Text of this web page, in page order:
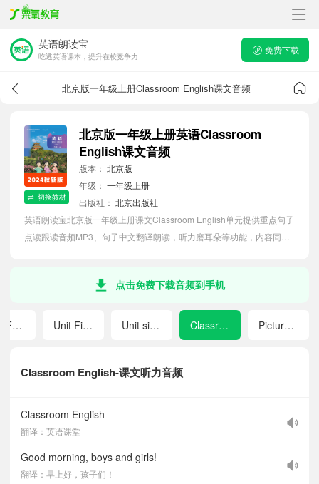
英语朗读宝
吃透英语课本，提升在校竞争力
免费下载
北京版一年级上册Classroom English课文音频
切换教材
北京版一年级上册英语Classroom
English课文音频
版本： 北京版
年级： 一年级上册
出版社： 北京出版社
英语朗读宝北京版一年级上册课文Classroom English单元提供重点句子
点读跟读音频MP3、句子中文翻译朗读，听力磨耳朵等功能，内容同步
点击免费下载音频到手机
Classroom English-课文听力音频
Classroom English
翻译：英语课堂
Good morning, boys and girls!
翻译：早上好，孩子们！
Unit Four This Is Me Unit Five I Love My Family Unit six Chinese New Year Classroom English Picture Dictionary